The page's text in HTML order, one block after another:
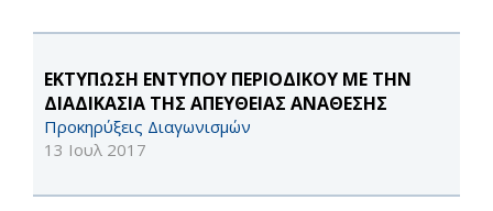
ΕΚΤΥΠΩΣΗ ΕΝΤΥΠΟΥ ΠΕΡΙΟΔΙΚΟΥ ΜΕ ΤΗΝ
ΔΙΑΔΙΚΑΣΙΑ ΤΗΣ ΑΠΕΥΘΕΙΑΣ ΑΝΑΘΕΣΗΣ
Προκηρύξεις Διαγωνισμών
13 Ιουλ 2017